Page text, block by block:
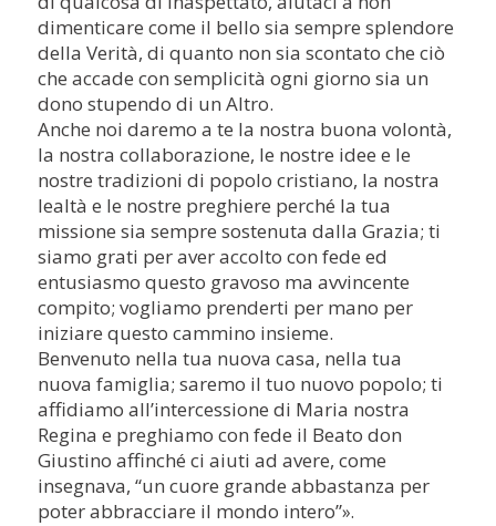
dimenticare come il bello sia sempre splendore
della Verità, di quanto non sia scontato che ciò
che accade con semplicità ogni giorno sia un
dono stupendo di un Altro.
Anche noi daremo a te la nostra buona volontà,
la nostra collaborazione, le nostre idee e le
nostre tradizioni di popolo cristiano, la nostra
lealtà e le nostre preghiere perché la tua
missione sia sempre sostenuta dalla Grazia; ti
siamo grati per aver accolto con fede ed
entusiasmo questo gravoso ma avvincente
compito; vogliamo prenderti per mano per
iniziare questo cammino insieme.
Benvenuto nella tua nuova casa, nella tua
nuova famiglia; saremo il tuo nuovo popolo; ti
affidiamo all’intercessione di Maria nostra
Regina e preghiamo con fede il Beato don
Giustino affinché ci aiuti ad avere, come
insegnava, “un cuore grande abbastanza per
poter abbracciare il mondo intero”».